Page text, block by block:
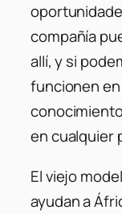
compañía
allí, y si
funcionen
en cualquier
El viejo
ayudan a